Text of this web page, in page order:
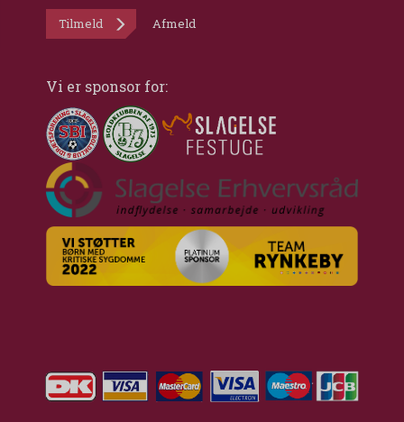
Tilmeld Afmeld
Vi er sponsor for: